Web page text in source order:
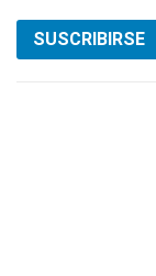
SUSCRIBIRSE